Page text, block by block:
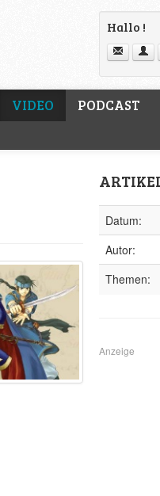
Hallo !
VIDEO PODCAST
Datum:
Autor:
Themen:
Anzeige